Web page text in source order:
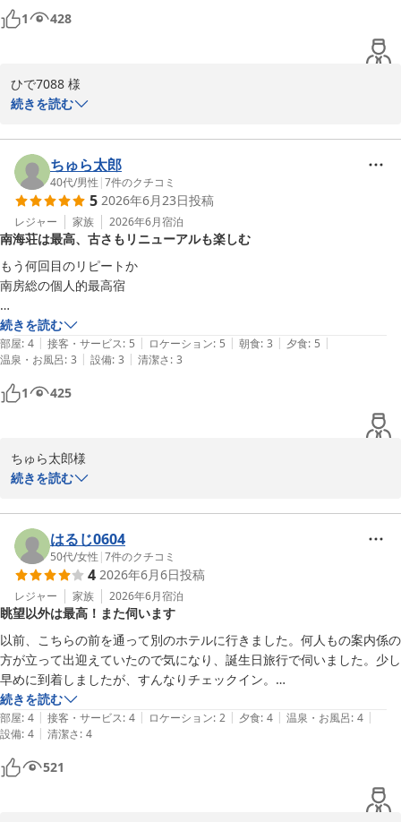
味覚と眺望の宿 ホテル南海荘
1 428
ひで7088 様
ます。また、貴重なご意見をいただき、感謝申し上げます。
お客様の前回のご滞在に関してのご意見を真摯に受け止め、今回は
ご満足いただけたとのことで、大変嬉しく思います。フロントスタ
ッフの対応やお部屋の清掃状況、料理の美味しさについてお褒めの
言葉をいただき、誠にありがとうございます。スタッフ一同、引き
続きお客様に快適にお過ごしいただけるよう努めてまいります。
願い致します。
ホテル南海荘
味覚と眺望の宿 ホテル南海荘
続きを読む
ちゅら太郎
40代/男性 |7件のクチコミ
5 2026年6月23日投稿
レジャー 家族 2026年6月宿泊
南海荘は最高、古さもリニューアルも楽しむ
もう何回目のリピートか
南房総の個人的最高宿
ともかく夕食のバイキングが最高、何食っても美味い
さんがピザと天ぷらとなめろうとカレーは食うべし、ラーメンが意外と
美味い
アルコール飲み放題コーナーの雰囲気がテンション上がる、中身は同じ
酒でも置き方とか見せ方ってあるじゃない？それがここはセンス良い、
やる気にさせてくれる
それとかき氷は宿の人を呼ばないと駄目って書いてあって面倒だから誰
も食べてなかった、チョコ高いからかな
設備は古くて、いつもカラスにツバメにトンビが飛び回っててフンだら
け
でも行く度にほんのちょっとずつリニューアルされてる
エレベーターの押しボタン変わった？
ずっと閉鎖されてたゲームコーナーが再開されてた
相変わらず和洋室は広くて良い、でも今回の部屋は初めて下水臭かった
続きを読む
部屋: 4 | 接客・サービス: 5 | ロケーション: 5 | 朝食: 3 | 夕食: 5 |
温泉・お風呂: 3 | 設備: 3 | 清潔さ: 3
1 425
ちゅら太郎様
ざいます。また、温かいお言葉をいただき、大変嬉しく思っており
ます。
夕食のバイキングやアルコールコーナーに関するご評価をいただ
き、料理のセンスがのお気に召されたことは、私たちにとって大き
な励みとなります。しかしながら、チョコフォンデュコーナーの変
更や、かき氷の利用方法についてご不便をおかけしましたこと、心
よりお詫び申し上げます。今後、より多くのお客様に楽しんでいた
だけるよう工夫してまいります。
また、設備の古さや下水の臭いについても貴重なご意見をいただ
き、感謝申し上げます。古い部分については改善を進めており、少
しずつリニューアルを行っておりますので、今後の変化をご期待い
ただければ幸いです。
続きを読む
はるじ0604
50代/女性 |7件のクチコミ
4 2026年6月6日投稿
レジャー 家族 2026年6月宿泊
眺望以外は最高！また伺います
以前、こちらの前を通って別のホテルに行きました。何人もの案内係の
方が立って出迎えていたので気になり、誕生日旅行で伺いました。少し
早めに到着しましたが、すんなりチェックイン。
時期と台風の関係で、お客さんが少なかったのか、食事時間は1回だけ
でした。浜焼きはサザエ、ホタテ、蒸されたエビの3種類。お刺身は1
種類でした。
他の惣菜はどれも美味しかったです。揚げたて天ぷらのエビは回転寿司
の天ぷらみたいな細々としたやつで、でも好きなのでたくさん食べまし
風呂はのんびりと入ることが出来る人数だったので、ゆったりと入れま
続きを読む
部屋: 4 | 接客・サービス: 4 | ロケーション: 2 | 夕食: 4 | 温泉・お風呂: 4 |
設備: 4 | 清潔さ: 4
521